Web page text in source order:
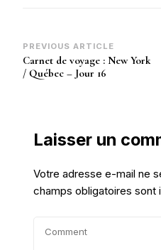
Post
Navigation
PREVIOUS ARTICLE
Carnet de voyage : New York
/ Québec – Jour 16
Laisser un
Votre adresse e-mail ne
champs obligatoires sont